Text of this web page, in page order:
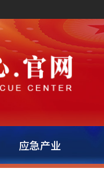
应急产业